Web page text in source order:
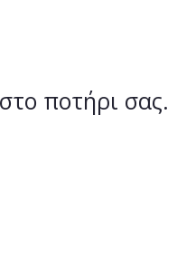
ποτήρι σας.